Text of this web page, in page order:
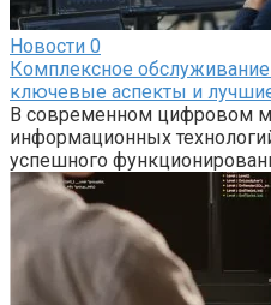
Новости 0
Комплексное
ключевые аспекты и
В современном цифровом
информационных
успешного